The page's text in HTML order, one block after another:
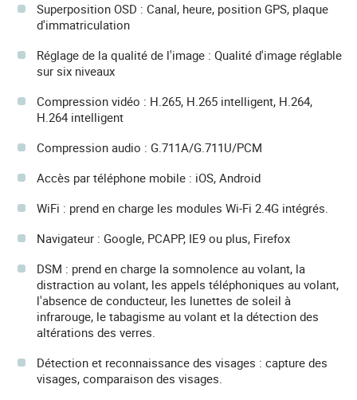
Superposition OSD : Canal, heure, position GPS, plaque
d'immatriculation
Réglage de la qualité de l'image : Qualité d'image réglable
sur six niveaux
Compression vidéo : H.265, H.265 intelligent, H.264,
H.264 intelligent
Compression audio : G.711A/G.711U/PCM
Accès par téléphone mobile : iOS, Android
WiFi : prend en charge les modules Wi-Fi 2.4G intégrés.
Navigateur : Google, PCAPP, IE9 ou plus, Firefox
DSM : prend en charge la somnolence au volant, la
distraction au volant, les appels téléphoniques au volant,
l'absence de conducteur, les lunettes de soleil à
infrarouge, le tabagisme au volant et la détection des
altérations des verres.
Détection et reconnaissance des visages : capture des
visages, comparaison des visages.